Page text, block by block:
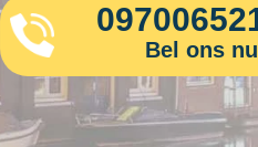
Bel ons